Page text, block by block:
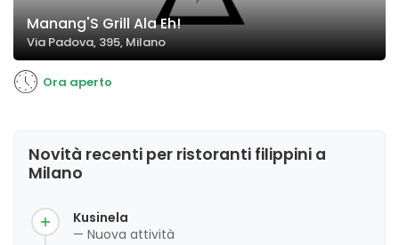
Manang'S Grill Ala Eh!
Via Padova, 395, Milano
Ora aperto
Novità recenti per ristoranti filippini a
Milano
Kusinela
— Nuova attività